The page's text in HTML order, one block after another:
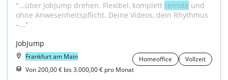
"...über JobJump drehen. Flexibel, komplett remote und
ohne Anwesenheitspflicht. Deine Videos, dein Rhythmus
–..."
JobJump
Frankfurt am Main Homeoffice
Vollzeit
Von 200,00 € bis 3.000,00 € pro Monat